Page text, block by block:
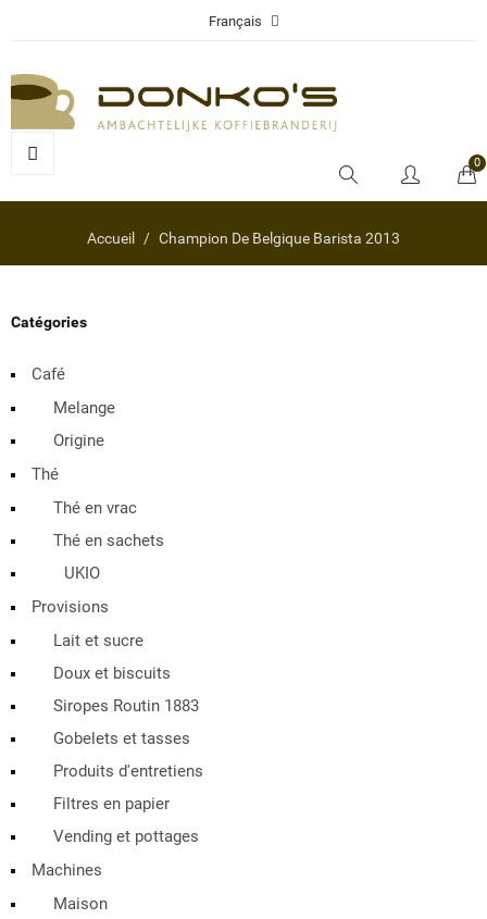
Français
0
Accueil Champion De Belgique Barista 2013
Catégories
Café
Melange
Origine
Thé
Thé en vrac
Thé en sachets
UKIO
Provisions
Lait et sucre
Doux et biscuits
Siropes Routin 1883
Gobelets et tasses
Produits d'entretiens
Filtres en papier
Vending et pottages
Machines
Maison